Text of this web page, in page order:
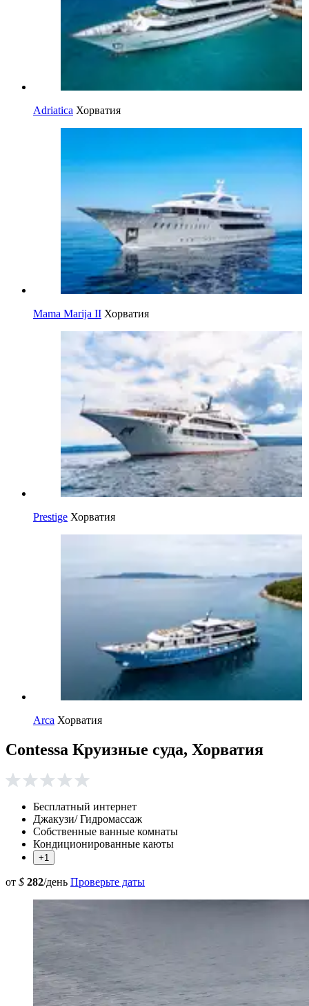
Adriatica Хорватия
Mama Marija II Хорватия
Prestige Хорватия
Arca Хорватия
Contessa Круизные суда, Хорватия
Бесплатный интернет
Джакузи/ Гидромассаж
Собственные ванные комнаты
Кондиционированные каюты
+1
от $ 282/день Проверьте даты